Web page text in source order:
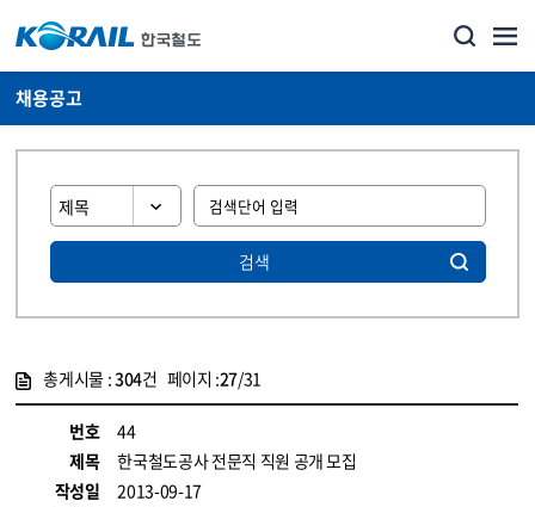
채용공고
검색
총게시물 :304건 페이지 :27/31
번호
44
제목
한국철도공사 전문직 직원 공개 모집
작성일
2013-09-17